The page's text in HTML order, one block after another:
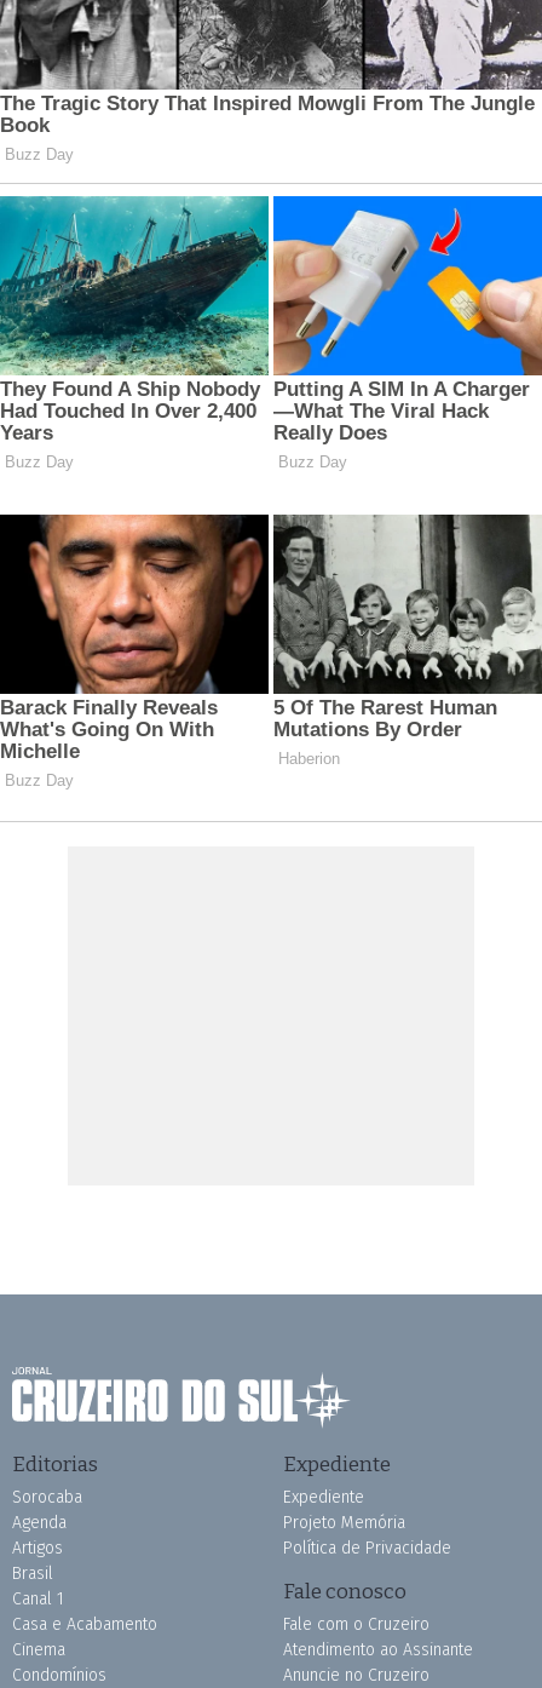
Editorias
Sorocaba
Agenda
Artigos
Brasil
Canal 1
Casa e Acabamento
Cinema
Condomínios
Expediente
Expediente
Projeto Memória
Política de Privacidade
Fale conosco
Fale com o Cruzeiro
Atendimento ao Assinante
Anuncie no Cruzeiro